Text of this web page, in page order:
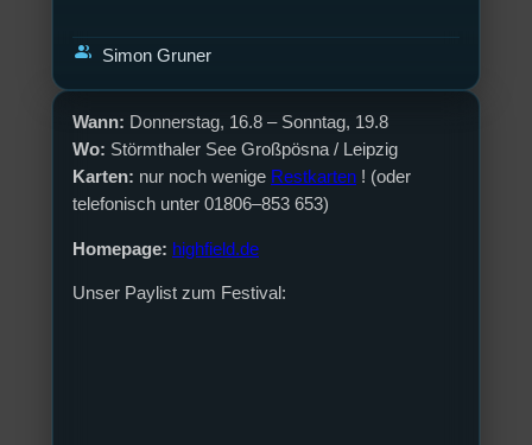
Wann: Donnerstag, 16.8 – Sonntag, 19.8
Wo: Störmthaler See Großpösna / Leipzig
Karten: nur noch wenige Restkarten ! (oder
telefonisch unter 01806–853 653)
Homepage: highfield.de
Unser Paylist zum Festival:
group Simon Gruner